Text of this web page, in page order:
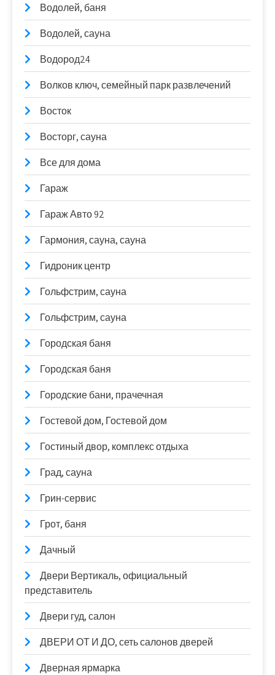
Водолей, баня
Водолей, сауна
Водород24
Волков ключ, семейный парк развлечений
Восток
Восторг, сауна
Все для дома
Гараж
Гараж Авто 92
Гармония, сауна, сауна
Гидроник центр
Гольфстрим, сауна
Гольфстрим, сауна
Городская баня
Городская баня
Городские бани, прачечная
Гостевой дом, Гостевой дом
Гостиный двор, комплекс отдыха
Град, сауна
Грин-сервис
Грот, баня
Дачный
Двери Вертикаль, официальный
представитель
Двери гуд, салон
ДВЕРИ ОТ И ДО, сеть салонов дверей
Дверная ярмарка